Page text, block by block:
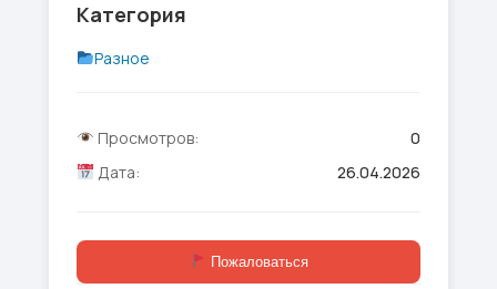
Категория
Разное
Просмотров:
0
Дата:
26.04.2026
Пожаловаться